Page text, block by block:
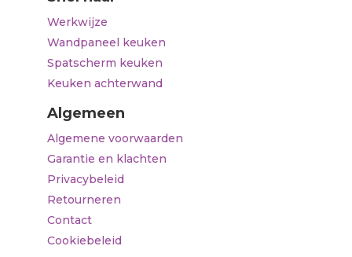
Werkwijze
Wandpaneel keuken
Spatscherm keuken
Keuken achterwand
Algemeen
Algemene voorwaarden
Garantie en klachten
Privacybeleid
Retourneren
Contact
Cookiebeleid